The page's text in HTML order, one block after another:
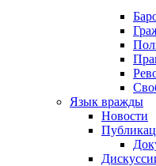
Язык вражды
Новости